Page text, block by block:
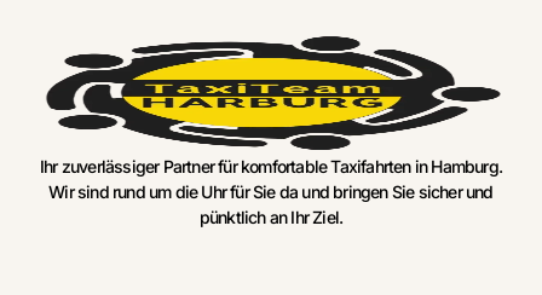
Ihr zuverlässiger Partner für komfortable Taxifahrten in Hamburg.
Wir sind rund um die Uhr für Sie da und bringen Sie sicher und
pünktlich an Ihr Ziel.